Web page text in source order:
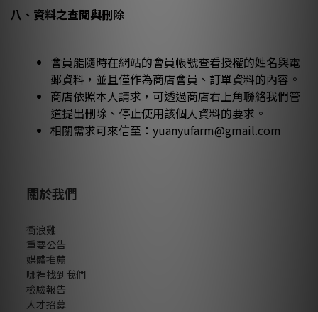
八、資料之查閱與刪除
會員能隨時在網站的會員帳號查看授權的姓名與電
郵資料，並且僅作為商店會員、訂單資料的內容。
商店依照本人請求，可透過商店右上角聯絡我們管
道提出刪除、停止使用該個人資料的要求。
相關需求可來信至：yuanyufarm@gmail.com
關於我們
衝浪雞
重要公告
媒體推薦
哪裡找到我們
檢驗報告
人才招募